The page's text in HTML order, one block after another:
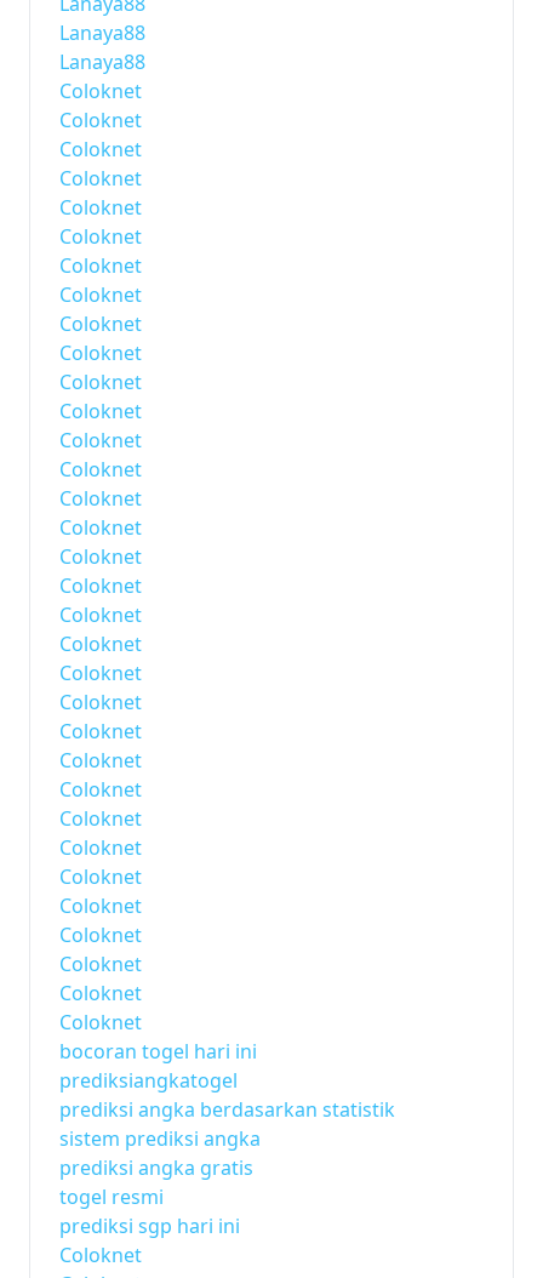
Lanaya88
Lanaya88
Coloknet
Coloknet
Coloknet
Coloknet
Coloknet
Coloknet
Coloknet
Coloknet
Coloknet
Coloknet
Coloknet
Coloknet
Coloknet
Coloknet
Coloknet
Coloknet
Coloknet
Coloknet
Coloknet
Coloknet
Coloknet
Coloknet
Coloknet
Coloknet
Coloknet
Coloknet
Coloknet
Coloknet
Coloknet
Coloknet
Coloknet
Coloknet
Coloknet
bocoran togel hari ini
prediksiangkatogel
prediksi angka berdasarkan statistik
sistem prediksi angka
prediksi angka gratis
togel resmi
prediksi sgp hari ini
Coloknet